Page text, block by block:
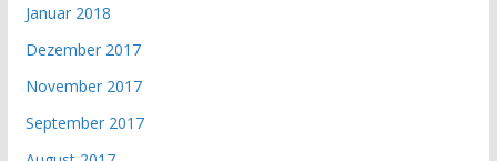
Januar 2018
Dezember 2017
November 2017
September 2017